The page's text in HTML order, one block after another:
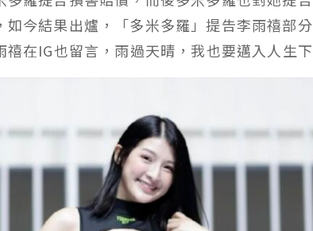
如今結果出爐，「多米多羅」提告李雨禧部
在IG也留言，雨過天晴，我也要邁入人生